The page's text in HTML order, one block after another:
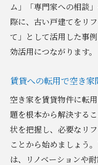
ム」「専門家への相談
際に、古い戸建てをリ
て」として活用した事
効活用につながります。
賃貸への転用で空き
空き家を賃貸物件に転
題を根本から解決する
状を把握し、必要なリ
ことから始めましょう
は、リノベーションや